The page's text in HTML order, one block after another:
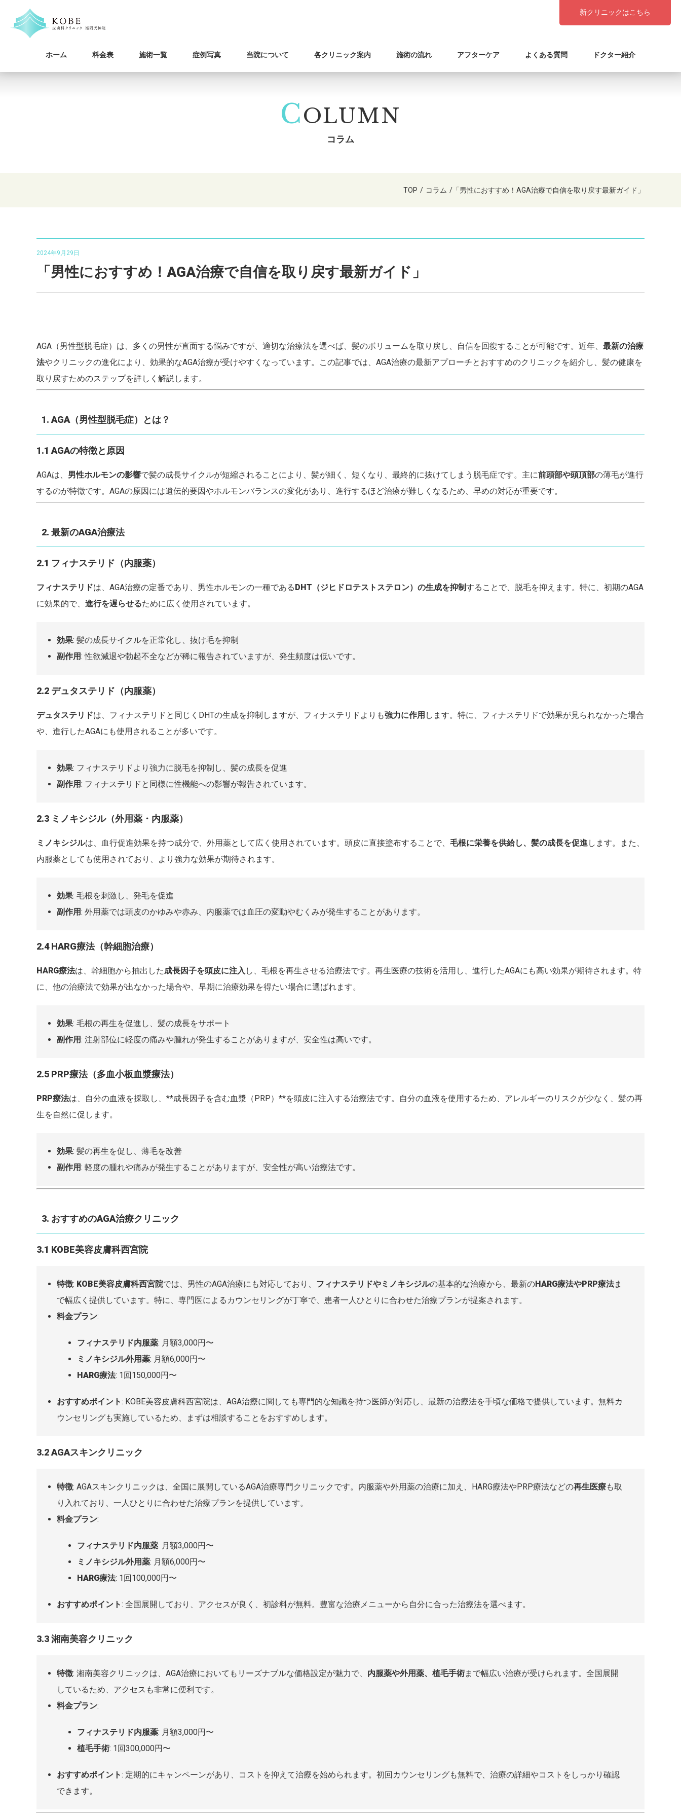
新クリニックはこちら
ホーム 料金表 施術一覧 症例写真 当院について 各クリニック案内 施術の流れ アフターケア よくある質問 ドクター紹介
COLUMN
コラム
TOP / コラム / 「男性におすすめ！AGA治療で自信を取り戻す最新ガイド」
2024年9月29日
「男性におすすめ！AGA治療で自信を取り戻す最新ガイド」
AGA（男性型脱毛症）は、多くの男性が直面する悩みですが、適切な治療法を選べば、髪のボリュームを取り戻し、自信を回復することが可能です。近年、 最新の治療
法やクリニックの進化により、効果的なAGA治療が受けやすくなっています。この記事では、AGA治療の最新アプローチとおすすめのクリニックを紹介し、髪の健康を
取り戻すためのステップを詳しく解説します。
1. AGA（男性型脱毛症）とは？
1.1 AGAの特徴と原因
AGAは、 男性ホルモンの影響で髪の成長サイクルが短縮されることにより、髪が細く、短くなり、最終的に抜けてしまう脱毛症です。主に前頭部や頭頂部の薄毛が進行
するのが特徴です。AGAの原因には遺伝的要因やホルモンバランスの変化があり、進行するほど治療が難しくなるため、早めの対応が重要です。
2. 最新のAGA治療法
2.1 フィナステリド（内服薬）
フィナステリドは、AGA治療の定番であり、男性ホルモンの一種であるDHT（ジヒドロテストステロン）の生成を抑制することで、脱毛を抑えます。特に、初期のAGA
に効果的で、 進行を遅らせるために広く使用されています。
効果: 髪の成長サイクルを正常化し、抜け毛を抑制
副作用: 性欲減退や勃起不全などが稀に報告されていますが、発生頻度は低いです。
2.2 デュタステリド（内服薬）
デュタステリドは、フィナステリドと同じくDHTの生成を抑制しますが、フィナステリドよりも強力に作用 します。特に、フィナステリドで効果が見られなかった場合
や、進行したAGAにも使用されることが多いです。
効果: フィナステリドより強力に脱毛を抑制し、髪の成長を促進
副作用: フィナステリドと同様に性機能への影響が報告されています。
2.3 ミノキシジル（外用薬・内服薬）
ミノキシジルは、血行促進効果を持つ成分で、外用薬として広く使用されています。頭皮に直接塗布することで、 毛根に栄養を供給し、髪の成長を促進します。また、
内服薬としても使用されており、より強力な効果が期待されます。
効果: 毛根を刺激し、発毛を促進
副作用: 外用薬では頭皮のかゆみや赤み、内服薬では血圧の変動やむくみが発生することがあります。
2.4 HARG療法（幹細胞治療）
HARG療法は、幹細胞から抽出した成長因子を頭皮に注入 し、毛根を再生させる治療法です。再生医療の技術を活用し、進行したAGAにも高い効果が期待されます。特
に、他の治療法で効果が出なかった場合や、早期に治療効果を得たい場合に選ばれます。
効果: 毛根の再生を促進し、髪の成長をサポート
副作用: 注射部位に軽度の痛みや腫れが発生することがありますが、安全性は高いです。
2.5 PRP療法（多血小板血漿療法）
PRP療法は、自分の血液を採取し、**成長因子を含む血漿（PRP）**を頭皮に注入する治療法です。自分の血液を使用するため、アレルギーのリスクが少なく、髪の再
生を自然に促します。
効果: 髪の再生を促し、薄毛を改善
副作用: 軽度の腫れや痛みが発生することがありますが、安全性が高い治療法です。
3. おすすめのAGA治療クリニック
3.1 KOBE美容皮膚科西宮院
特徴: KOBE美容皮膚科西宮院では、男性のAGA治療にも対応しており、 フィナステリドやミノキシジルの基本的な治療から、最新のHARG療法やPRP療法ま
で幅広く提供しています。特に、専門医によるカウンセリングが丁寧で、患者一人ひとりに合わせた治療プランが提案されます。
料金プラン:
フィナステリド内服薬: 月額3,000円〜
ミノキシジル外用薬: 月額6,000円〜
HARG療法: 1回150,000円〜
おすすめポイント: KOBE美容皮膚科西宮院は、AGA治療に関しても専門的な知識を持つ医師が対応し、最新の治療法を手頃な価格で提供しています。無料カ
ウンセリングも実施しているため、まずは相談することをおすすめします。
3.2 AGAスキンクリニック
特徴: AGAスキンクリニックは、全国に展開しているAGA治療専門クリニックです。内服薬や外用薬の治療に加え、HARG療法やPRP療法などの再生医療も取
り入れており、一人ひとりに合わせた治療プランを提供しています。
料金プラン:
フィナステリド内服薬: 月額3,000円〜
ミノキシジル外用薬: 月額6,000円〜
HARG療法: 1回100,000円〜
おすすめポイント: 全国展開しており、アクセスが良く、初診料が無料。豊富な治療メニューから自分に合った治療法を選べます。
3.3 湘南美容クリニック
特徴: 湘南美容クリニックは、AGA治療においてもリーズナブルな価格設定が魅力で、 内服薬や外用薬、植毛手術まで幅広い治療が受けられます。全国展開
しているため、アクセスも非常に便利です。
料金プラン:
フィナステリド内服薬: 月額3,000円〜
植毛手術: 1回300,000円〜
おすすめポイント: 定期的にキャンペーンがあり、コストを抑えて治療を始められます。初回カウンセリングも無料で、治療の詳細やコストをしっかり確認
できます。